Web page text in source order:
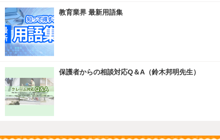
教育業界 最新用語集
保護者からの相談対応Q＆A（鈴木邦明先生）